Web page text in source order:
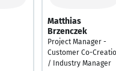
Matthias
Brzenczek
Project Manager -
Customer Co-
/ Industry Manager